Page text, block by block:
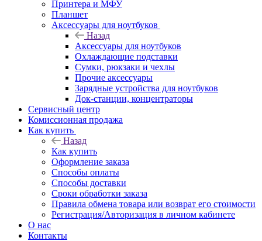
Принтера и МФУ
Планшет
Аксессуары для ноутбуков
Назад
Аксессуары для ноутбуков
Охлаждающие подставки
Сумки, рюкзаки и чехлы
Прочие аксессуары
Зарядные устройства для ноутбуков
Док-станции, концентраторы
Сервисный центр
Комиссионная продажа
Как купить
Назад
Как купить
Оформление заказа
Способы оплаты
Способы доставки
Сроки обработки заказа
Правила обмена товара или возврат его стоимости
Регистрация/Авторизация в личном кабинете
О нас
Контакты